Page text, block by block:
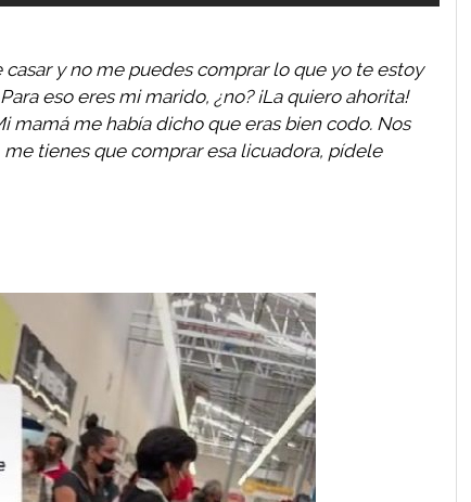
y no me puedes comprar lo que yo te estoy
eso eres mi marido, ¿no? ¡La quiero ahorita!
mamá me había dicho que eras bien codo. Nos
tienes que comprar esa licuadora, pídele